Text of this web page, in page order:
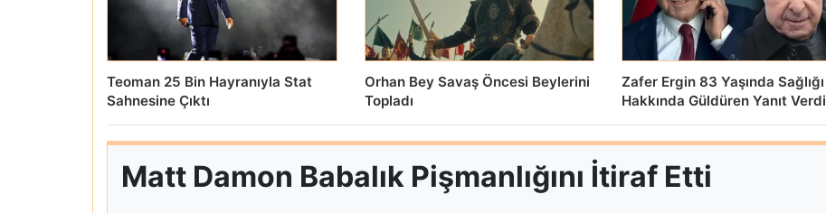
Teoman 25 Bin Hayranıyla Stat
Sahnesine Çıktı
Orhan Bey Savaş Öncesi Beylerini
Topladı
Zafer Ergin 83 Yaşında Sağlığı
Hakkında Güldüren Yanıt Verdi
Matt Damon Babalık Pişmanlığını İtiraf Etti